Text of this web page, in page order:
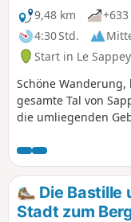
9,48 km
4:30 Std.
Start in Le
Schöne
gesamte Tal von
die umliegenden
Die Bastille
Stadt zum